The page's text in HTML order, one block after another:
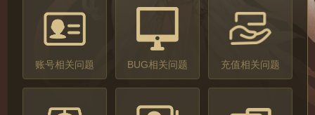
账号相关问题 BUG相关问题 充值相关问题